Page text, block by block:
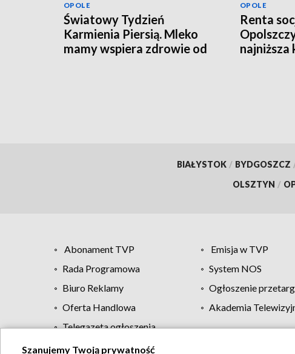
OPOLE
Światowy Tydzień
Karmienia Piersią. Mleko
mamy wspiera zdrowie od
OPOLE
Renta
BIAŁYSTOK / BYDGOSZCZ
OLSZTYN /
Abonament TVP Emisja w TVP
Rada Programowa
System NOS
Biuro Reklamy
Ogłoszenie
Oferta Handlowa
Akademia
Telegazeta ogłoszenia
Szanujemy Twoją prywatność